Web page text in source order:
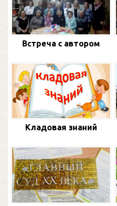
Встреча с автором
Кладовая знаний